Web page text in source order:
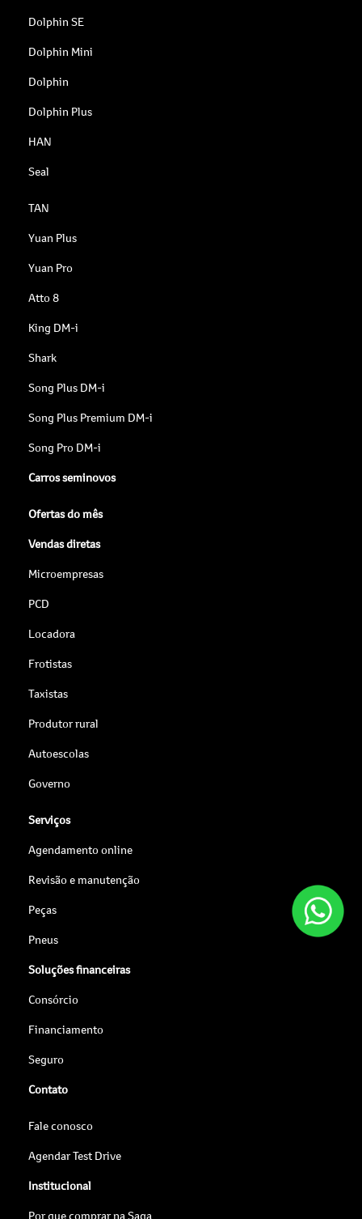
Dolphin SE
Dolphin Mini
Dolphin
Dolphin Plus
HAN
Seal
TAN
Yuan Plus
Yuan Pro
Atto 8
King DM-i
Shark
Song Plus DM-i
Song Plus Premium DM-i
Song Pro DM-i
Carros seminovos
Ofertas do mês
Vendas diretas
Microempresas
PCD
Locadora
Frotistas
Taxistas
Produtor rural
Autoescolas
Governo
Serviços
Agendamento online
Revisão e manutenção
Peças
Pneus
Soluções financeiras
Consórcio
Financiamento
Seguro
Contato
Fale conosco
Agendar Test Drive
Institucional
Por que comprar na Saga